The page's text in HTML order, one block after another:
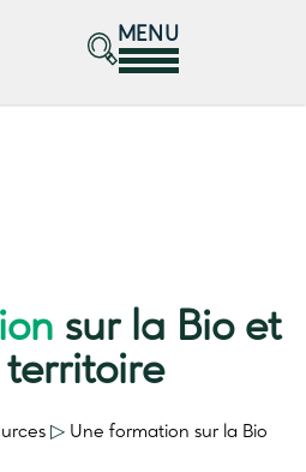
MENU
sur la Bio et
territoire
▷ Une formation sur la Bio